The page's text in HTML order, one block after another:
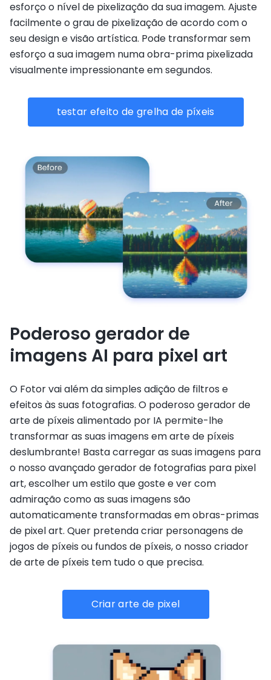
esforço o nível de pixelização da sua imagem. Ajuste
facilmente o grau de pixelização de acordo com o
seu design e visão artística. Pode transformar sem
esforço a sua imagem numa obra-prima pixelizada
visualmente impressionante em segundos.
testar efeito de grelha de píxeis
Poderoso gerador de
imagens AI para pixel art
O Fotor vai além da simples adição de filtros e
efeitos às suas fotografias. O poderoso gerador de
arte de píxeis alimentado por IA permite-lhe
transformar as suas imagens em arte de píxeis
deslumbrante! Basta carregar as suas imagens para
o nosso avançado gerador de fotografias para pixel
art, escolher um estilo que goste e ver com
admiração como as suas imagens são
automaticamente transformadas em obras-primas
de pixel art. Quer pretenda criar personagens de
jogos de píxeis ou fundos de píxeis, o nosso criador
de arte de píxeis tem tudo o que precisa.
Criar arte de pixel